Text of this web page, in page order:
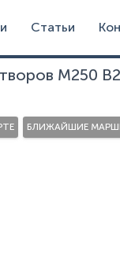
Статьи
М250
БЛИЖАЙШИЕ